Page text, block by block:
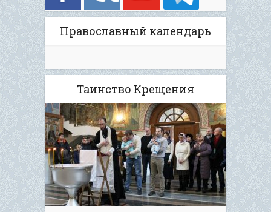
Православный календарь
Таинство Крещения